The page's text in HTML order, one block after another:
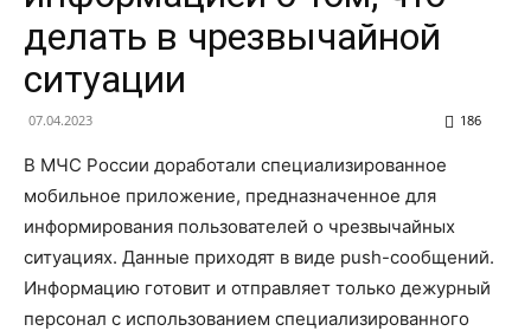
делать в чрезвычайной
ситуации
07.04.2023 186
В МЧС России доработали специализированное
мобильное приложение, предназначенное для
информирования пользователей о чрезвычайных
ситуациях. Данные приходят в виде push-сообщений.
Информацию готовит и отправляет только дежурный
персонал с использованием специализированного